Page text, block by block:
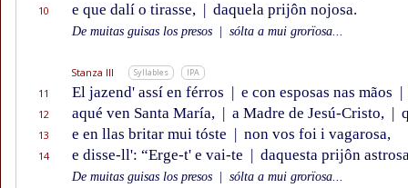
10 e que dalí o tirasse, | daquela prijôn nojosa.
De muitas guisas los presos sólta a mui grorïosa...
Stanza III Syllables IPA
11 El jazend' assí en férros | e con esposas nas mãos |
12 aqué ven Santa María, | a Madre de Jesú-Cristo, |
13 e en llas britar mui tóste | non vos foi i vagarosa,
14 e disse-ll': “Erge-t' e vai-te | daquesta prijôn
De muitas guisas los presos sólta a mui grorïosa...